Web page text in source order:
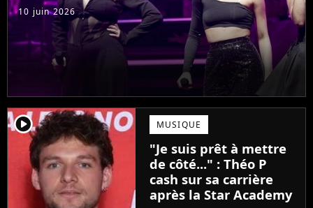
10 juin 2026
player2 MUSIQUE
"Je suis prêt à mettre
de côté..." : Théo P
cash sur sa carrière
après la Star Academy